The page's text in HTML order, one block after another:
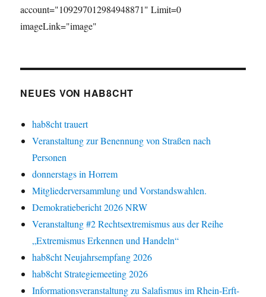
account="109297012984948871" Limit=0
imageLink="image"
NEUES VON HAB8CHT
hab8cht trauert
Veranstaltung zur Benennung von Straßen nach
Personen
donnerstags in Horrem
Mitgliederversammlung und Vorstandswahlen.
Demokratiebericht 2026 NRW
Veranstaltung #2 Rechtsextremismus aus der Reihe
„Extremismus Erkennen und Handeln“
hab8cht Neujahrsempfang 2026
hab8cht Strategiemeeting 2026
Informationsveranstaltung zu Salafismus im Rhein-Erft-